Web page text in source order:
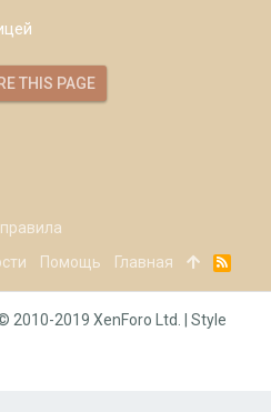
THIS PAGE
Помощь Главная
R
S
2010-2019 XenForo Ltd.
Style